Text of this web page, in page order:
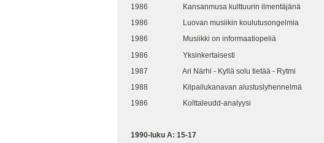
1986 Kansanmusa kulttuurin ilmentäjänä
1986 Luovan musiikin koulutusongelmia
1986 Musiikki on informaatiopeliä
1986 Yksinkertaisesti
1987 Ari Närhi - Kyllä solu tietää - Rytmi
1988 Kilpailukanavan alustuslyhennelmä
1986 Kolttaleudd-analyysi
1990-luku A: 15-17